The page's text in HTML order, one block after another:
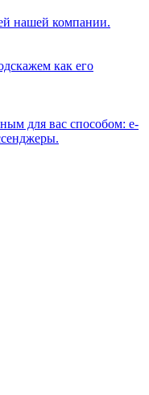
нашей компании.
как его
для вас способом: e-